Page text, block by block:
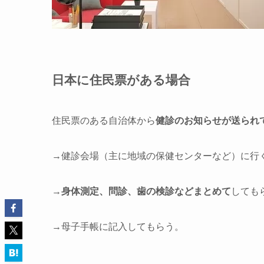
日本に住民票がある場合
住民票のある自治体から健診のお知らせが送られ
→健診会場（主に地域の保健センターなど）に行
→身体測定、問診、歯の検診などまとめて しても
→母子手帳に記入してもらう。